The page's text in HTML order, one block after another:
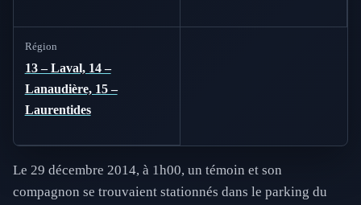
Région
13 – Laval, 14 –
Lanaudière, 15 –
Laurentides
Le 29 décembre 2014, à 1h00, un témoin et son
compagnon se trouvaient stationnés dans le parking du